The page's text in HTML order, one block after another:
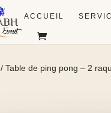
ACCUEIL
/ Table de ping pong – 2